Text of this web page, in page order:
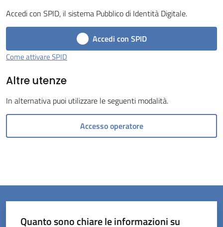
Menu selezionato
Servizi
line
Prenotazioni
Accedi con SPID, il sistema Pubblico di Identità Digitale.
Accedi con SPID
Come attivare SPID
Altre utenze
In alternativa puoi utilizzare le seguenti modalità.
Accesso operatore
Quanto sono chiare le informazioni su